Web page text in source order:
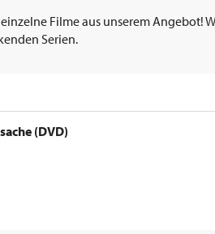
Filme aus unserem Angebot!
Serien.
(DVD)